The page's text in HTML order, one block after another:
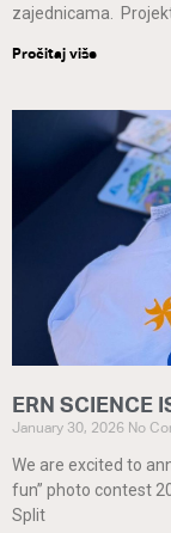
zajednicama.
Pročitaj više
ERN SCIENCE
January 30, 2026 No
We are excited to
fun” photo contest
Split